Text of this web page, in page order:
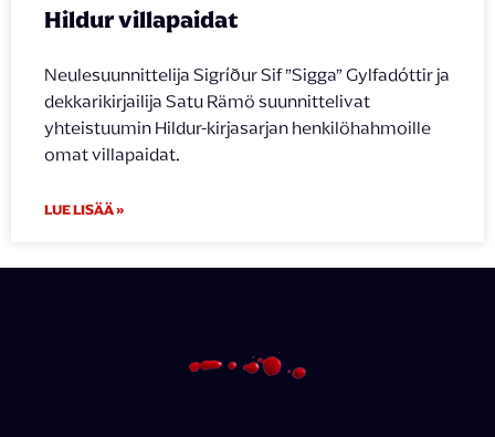
Hildur villapaidat
Neulesuunnittelija Sigríður Sif ”Sigga” Gylfadóttir ja
dekkarikirjailija Satu Rämö suunnittelivat
yhteistuumin Hildur-kirjasarjan henkilöhahmoille
omat villapaidat.
LUE LISÄÄ »